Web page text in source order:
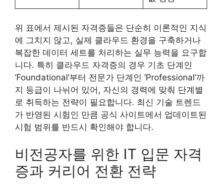
위 표에서 제시된 자격증들은 단순히 이론적인 지식
에 그치지 않고, 실제 클라우드 환경을 구축하거나
복잡한 데이터 세트를 처리하는 실무 능력을 요구합
니다. 특히 클라우드 자격증의 경우 기초 단계인
‘Foundational’부터 전문가 단계인 ‘Professional’까
지 등급이 나뉘어 있어, 자신의 경력에 맞춰 단계별
로 취득하는 전략이 필요합니다. 최신 기술 트렌드
가 반영된 시험인 만큼 공식 사이트에서 업데이트된
시험 범위를 반드시 확인해야 합니다.
비전공자를 위한 IT 입문 자격
증과 커리어 전환 전략